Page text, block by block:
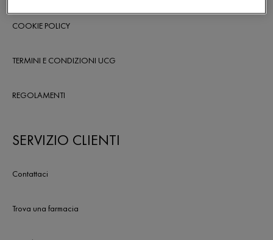
COOKIE POLICY
TERMINI E CONDIZIONI UCG
REGOLAMENTI
SERVIZIO CLIENTI
Contattaci
Trova una farmacia